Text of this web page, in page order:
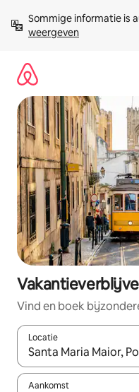
direct
naar
Sommige informatie is
weergeven
Vind en boek
Locatie
Wanneer er resultaten
Aankomst